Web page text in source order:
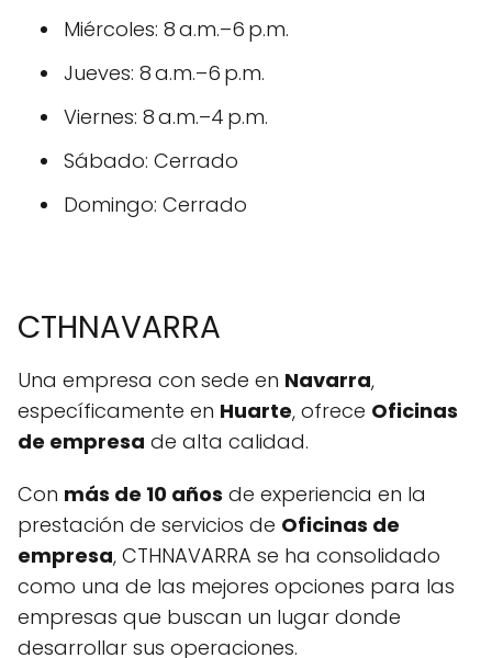
Miércoles: 8 a.m.–6 p.m.
Jueves: 8 a.m.–6 p.m.
Viernes: 8 a.m.–4 p.m.
Sábado: Cerrado
Domingo: Cerrado
CTHNAVARRA
Una empresa con sede en Navarra,
específicamente en Huarte, ofrece Oficinas
de empresa de alta calidad.
Con más de 10 años de experiencia en la
prestación de servicios de Oficinas de
empresa, CTHNAVARRA se ha consolidado
como una de las mejores opciones para las
empresas que buscan un lugar donde
desarrollar sus operaciones.